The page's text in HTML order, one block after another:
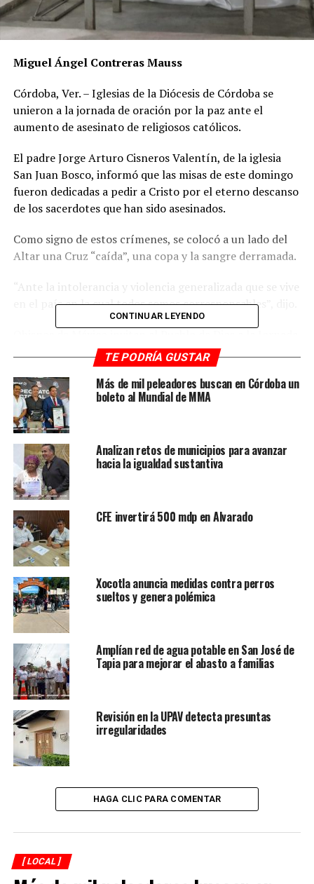
Miguel Ángel Contreras Mauss
Córdoba, Ver. – Iglesias de la Diócesis de Córdoba se
unieron a la jornada de oración por la paz ante el
aumento de asesinato de religiosos católicos.
El padre Jorge Arturo Cisneros Valentín, de la iglesia
San Juan Bosco, informó que las misas de este domingo
fueron dedicadas a pedir a Cristo por el eterno descanso
de los sacerdotes que han sido asesinados.
Como signo de estos crímenes, se colocó a un lado del
Altar una Cruz “caída”, una copa y la sangre derramada.
“Ante la intolerancia y violencia generalizada que se vive
en el país en la cual todos somos corresponsables”, dijo.
de Oración por la Paz para tejer en Cristo nuevas
relaciones de paz y de unidad, es parte de un
comunicado enviado a las distintas parroquias, y que
sacerdotes hicieron llegar a servidores de la Palabra.
DESPUÉS
Realizará Conalep Córdoba “Muestra del Quehacer
Educativo”
ANTES
Busca CBA dar en adopción a 15 caninos
CONTINUAR LEYENDO
TE PODRÍA GUSTAR
Más de mil peleadores buscan en Córdoba un
boleto al Mundial de MMA
Analizan retos de municipios para avanzar
hacia la igualdad sustantiva
CFE invertirá 500 mdp en Alvarado
Xocotla anuncia medidas contra perros
sueltos y genera polémica
Amplían red de agua potable en San José de
Tapia para mejorar el abasto a familias
Revisión en la UPAV detecta presuntas
irregularidades
HAGA CLIC PARA COMENTAR
[ LOCAL ]